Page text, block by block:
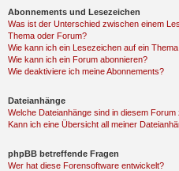
Abonnements und Lesezeichen
Was ist der Unterschied zwischen einem
Thema oder Forum?
Wie kann ich ein Lesezeichen auf ein
Wie kann ich ein Forum abonnieren?
Wie deaktiviere ich meine Abonnements?
Dateianhänge
Welche Dateianhänge sind in diesem Forum
Kann ich eine Übersicht all meiner
phpBB betreffende Fragen
Wer hat diese Forensoftware entwickelt?